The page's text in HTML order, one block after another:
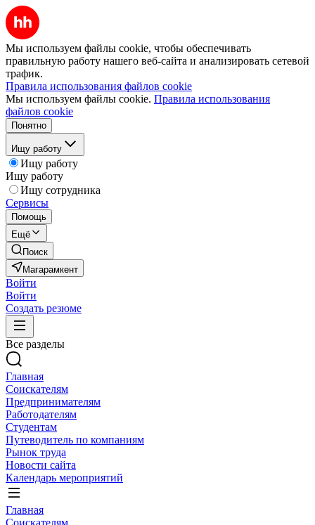
Мы используем файлы cookie, чтобы обеспечивать
правильную работу нашего веб-сайта и анализировать сетевой
трафик.
Правила использования файлов cookie
Мы используем файлы cookie. Правила использования
файлов cookie
Понятно
Ищу работу
Ищу работу
Ищу работу
Ищу сотрудника
Сервисы
Помощь
Ещё
Поиск
Магарамкент
Войти
Войти
Создать резюме
Все разделы
Главная
Соискателям
Предпринимателям
Работодателям
Студентам
Путеводитель по компаниям
Рынок труда
Новости сайта
Календарь мероприятий
Главная
Соискателям